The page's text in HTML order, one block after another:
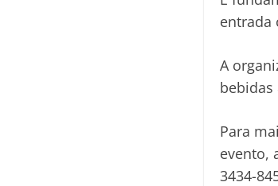
entrada
A
Para
evento,
3434-